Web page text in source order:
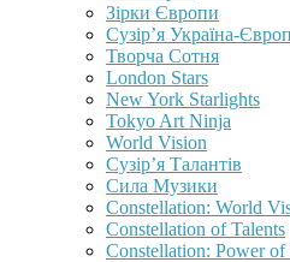
Зірки Європи
Сузір’я Україна-
Творча Сотня
London Stars
New York Starlights
Tokyo Art Ninja
World Vision
Сузір’я Талантів
Сила Музики
Constellation: World
Constellation of Talents
Constellation: Power